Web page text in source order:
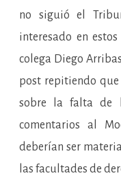
no siguió el
interesado en
colega Diego Arribas
post repitiendo que
sobre la falta de
comentarios al
deberían ser
las facultades de